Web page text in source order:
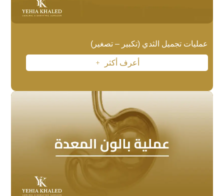
عمليات تجميل الثدي (تكبير – تصغير)
أعرف أكثر L